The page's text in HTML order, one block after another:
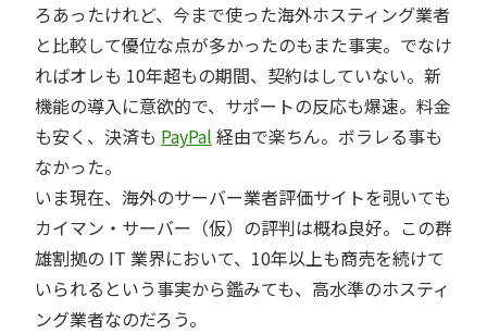
ろあったけれど、今まで使った海外ホスティング業者
と比較して優位な点が多かったのもまた事実。でなけ
ればオレも 10年超もの期間、契約はしていない。新
機能の導入に意欲的で、サポートの反応も爆速。料金
も安く、決済も PayPal 経由で楽ちん。ボラレる事も
なかった。
いま現在、海外のサーバー業者評価サイトを覗いても
カイマン・サーバー（仮）の評判は概ね良好。この群
雄割拠の IT 業界において、10年以上も商売を続けて
いられるという事実から鑑みても、高水準のホスティ
ング業者なのだろう。